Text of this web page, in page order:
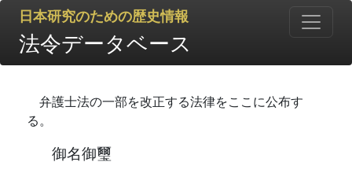
日本研究のための歴史情報
法令データベース
弁護士法の一部を改正する法律をここに公布す
る。
御名御璽